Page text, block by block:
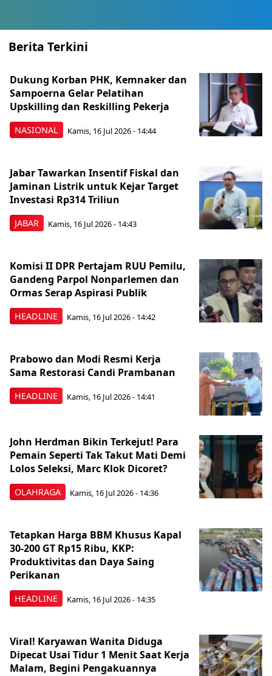
Berita Terkini
NASIONAL
Dukung Korban PHK, Kemnaker dan
Sampoerna Gelar Pelatihan
Upskilling dan Reskilling Pekerja
Kamis, 16 Jul 2026 - 14:44
JABAR
Jabar Tawarkan Insentif Fiskal dan
Jaminan Listrik untuk Kejar Target
Investasi Rp314 Triliun
Kamis, 16 Jul 2026 - 14:43
HEADLINE
Komisi II DPR Pertajam RUU Pemilu,
Gandeng Parpol Nonparlemen dan
Ormas Serap Aspirasi Publik
Kamis, 16 Jul 2026 - 14:42
HEADLINE
Prabowo dan Modi Resmi Kerja
Sama Restorasi Candi Prambanan
Kamis, 16 Jul 2026 - 14:41
OLAHRAGA
John Herdman Bikin Terkejut! Para
Pemain Seperti Tak Takut Mati Demi
Lolos Seleksi, Marc Klok Dicoret?
Kamis, 16 Jul 2026 - 14:36
HEADLINE
Tetapkan Harga BBM Khusus Kapal
30-200 GT Rp15 Ribu, KKP:
Produktivitas dan Daya Saing
Perikanan
Kamis, 16 Jul 2026 - 14:35
Viral! Karyawan Wanita Diduga
Dipecat Usai Tidur 1 Menit Saat Kerja
Malam, Begini Pengakuannya